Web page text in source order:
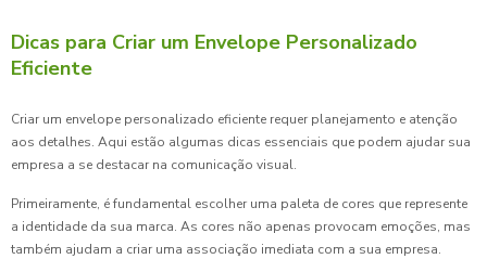
Dicas para Criar um Envelope Personalizado
Eficiente
Criar um envelope personalizado eficiente requer planejamento e atenção
aos detalhes. Aqui estão algumas dicas essenciais que podem ajudar sua
empresa a se destacar na comunicação visual.
Primeiramente, é fundamental escolher uma paleta de cores que represente
a identidade da sua marca. As cores não apenas provocam emoções, mas
também ajudam a criar uma associação imediata com a sua empresa.